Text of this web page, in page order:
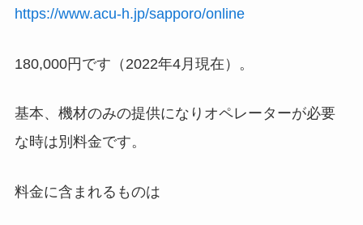
https://www.acu-h.jp/sapporo/online
180,000円です（2022年4月現在）。
基本、機材のみの提供になりオペレーターが必要
な時は別料金です。
料金に含まれるものは